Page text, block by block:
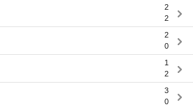
2
2
2
0
1
2
3
0